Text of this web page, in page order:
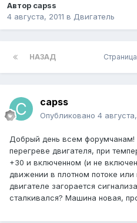
Автор capss
4 августа, 2011 в Двигатель
НАЗАД Страница
capss
Опубликовано 4 августа,
Добрый день всем форумчанам!
перегреве двигателя, при
+30 и включенном (и не
движении в плотном потоке
двигателе загорается
сталкивался? Машина новая,